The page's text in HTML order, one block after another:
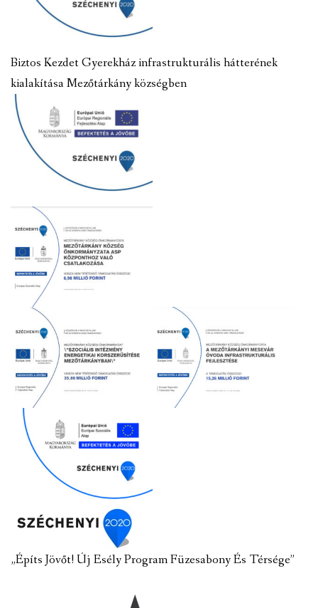
Biztos Kezdet Gyerekház infrastrukturális hátterének
kialakítása Mezőtárkány községben
„Építs Jövőt! Új Esély Program Füzesabony És Térsége”